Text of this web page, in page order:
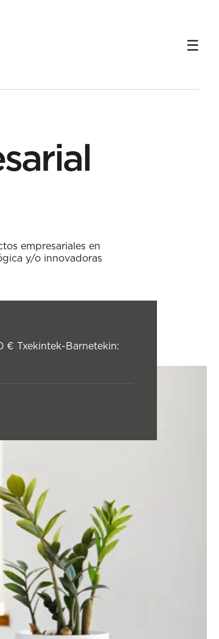
empresariales en
y/o innovadoras
€ Txekintek-Barnetekin: